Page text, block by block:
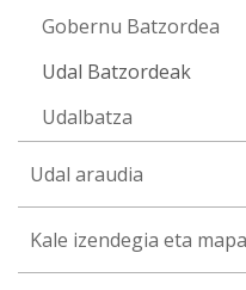
Gobernu Batzordea
Udal Batzordeak
Udalbatza
Udal araudia
Kale izendegia eta